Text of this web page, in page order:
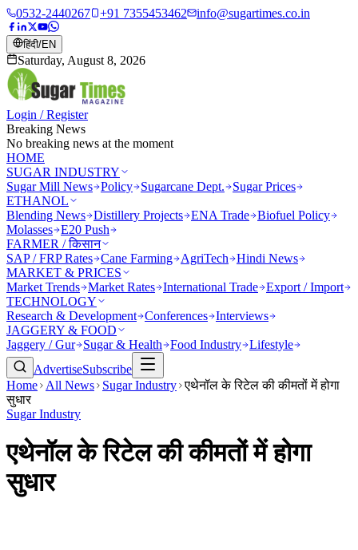
0532-2440267 +91 7355453462 info@sugartimes.co.in
हिंदी/EN
Saturday, August 8, 2026
Login / Register
Breaking News
No breaking news at the moment
HOME
SUGAR INDUSTRY
Sugar Mill News Policy Sugarcane Dept.
Sugar Prices
ETHANOL
Blending News Distillery Projects ENA Trade Biofuel Policy
Molasses E20 Push
FARMER / किसान
SAP / FRP Rates Cane Farming AgriTech
Hindi News
MARKET & PRICES
Market Trends Market Rates International Trade Export / Import
TECHNOLOGY
Research & Development Conferences Interviews
JAGGERY & FOOD
Jaggery / Gur
Sugar & Health Food Industry Lifestyle
AdvertiseSubscribe
Home
All News Sugar Industry एथेनॉल के रिटेल की कीमतों में होगा
सुधार
Sugar Industry
एथेनॉल के रिटेल की कीमतों में होगा
सुधार